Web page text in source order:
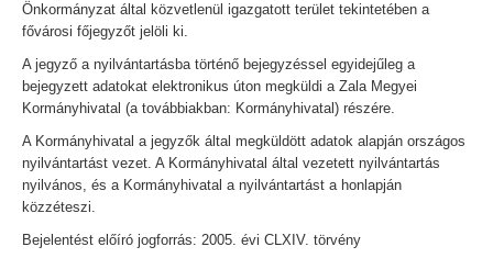
Önkormányzat által közvetlenül igazgatott terület tekintetében a
fővárosi főjegyzőt jelöli ki.
A jegyző a nyilvántartásba történő bejegyzéssel egyidejűleg a
bejegyzett adatokat elektronikus úton megküldi a Zala Megyei
Kormányhivatal (a továbbiakban: Kormányhivatal) részére.
A Kormányhivatal a jegyzők által megküldött adatok alapján országos
nyilvántartást vezet. A Kormányhivatal által vezetett nyilvántartás
nyilvános, és a Kormányhivatal a nyilvántartást a honlapján
közzéteszi.
Bejelentést előíró jogforrás: 2005. évi CLXIV. törvény